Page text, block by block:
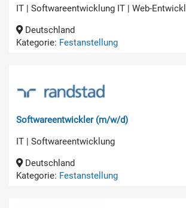
IT | Softwareentwicklung IT | Web-
Deutschland
Kategorie: Festanstellung
Softwareentwickler (m/w/d)
IT | Softwareentwicklung
Deutschland
Kategorie: Festanstellung